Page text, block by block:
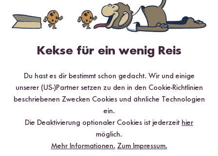
HilfreichsteNeuesteHöchste BewertungNiedrigste Bewertung
Kathrin 18.03.2026
Einfach lecker, dieses Gewürz! Mache damit gerne
gebratenen Reis, Spiegelei drüber, fertig! Einfach und
schnell. Kann ich nur weiter empfehlen!
Kekse für ein wenig Reis
Du hast es dir bestimmt schon gedacht. Wir und einige
unserer (US-)Partner setzen zu den in den Cookie-Richtlinien
beschriebenen Zwecken Cookies und ähnliche Technologien
ein.
Die Deaktivierung optionaler Cookies ist jederzeit hier
möglich.
Mehr Informationen. Zum Impressum.